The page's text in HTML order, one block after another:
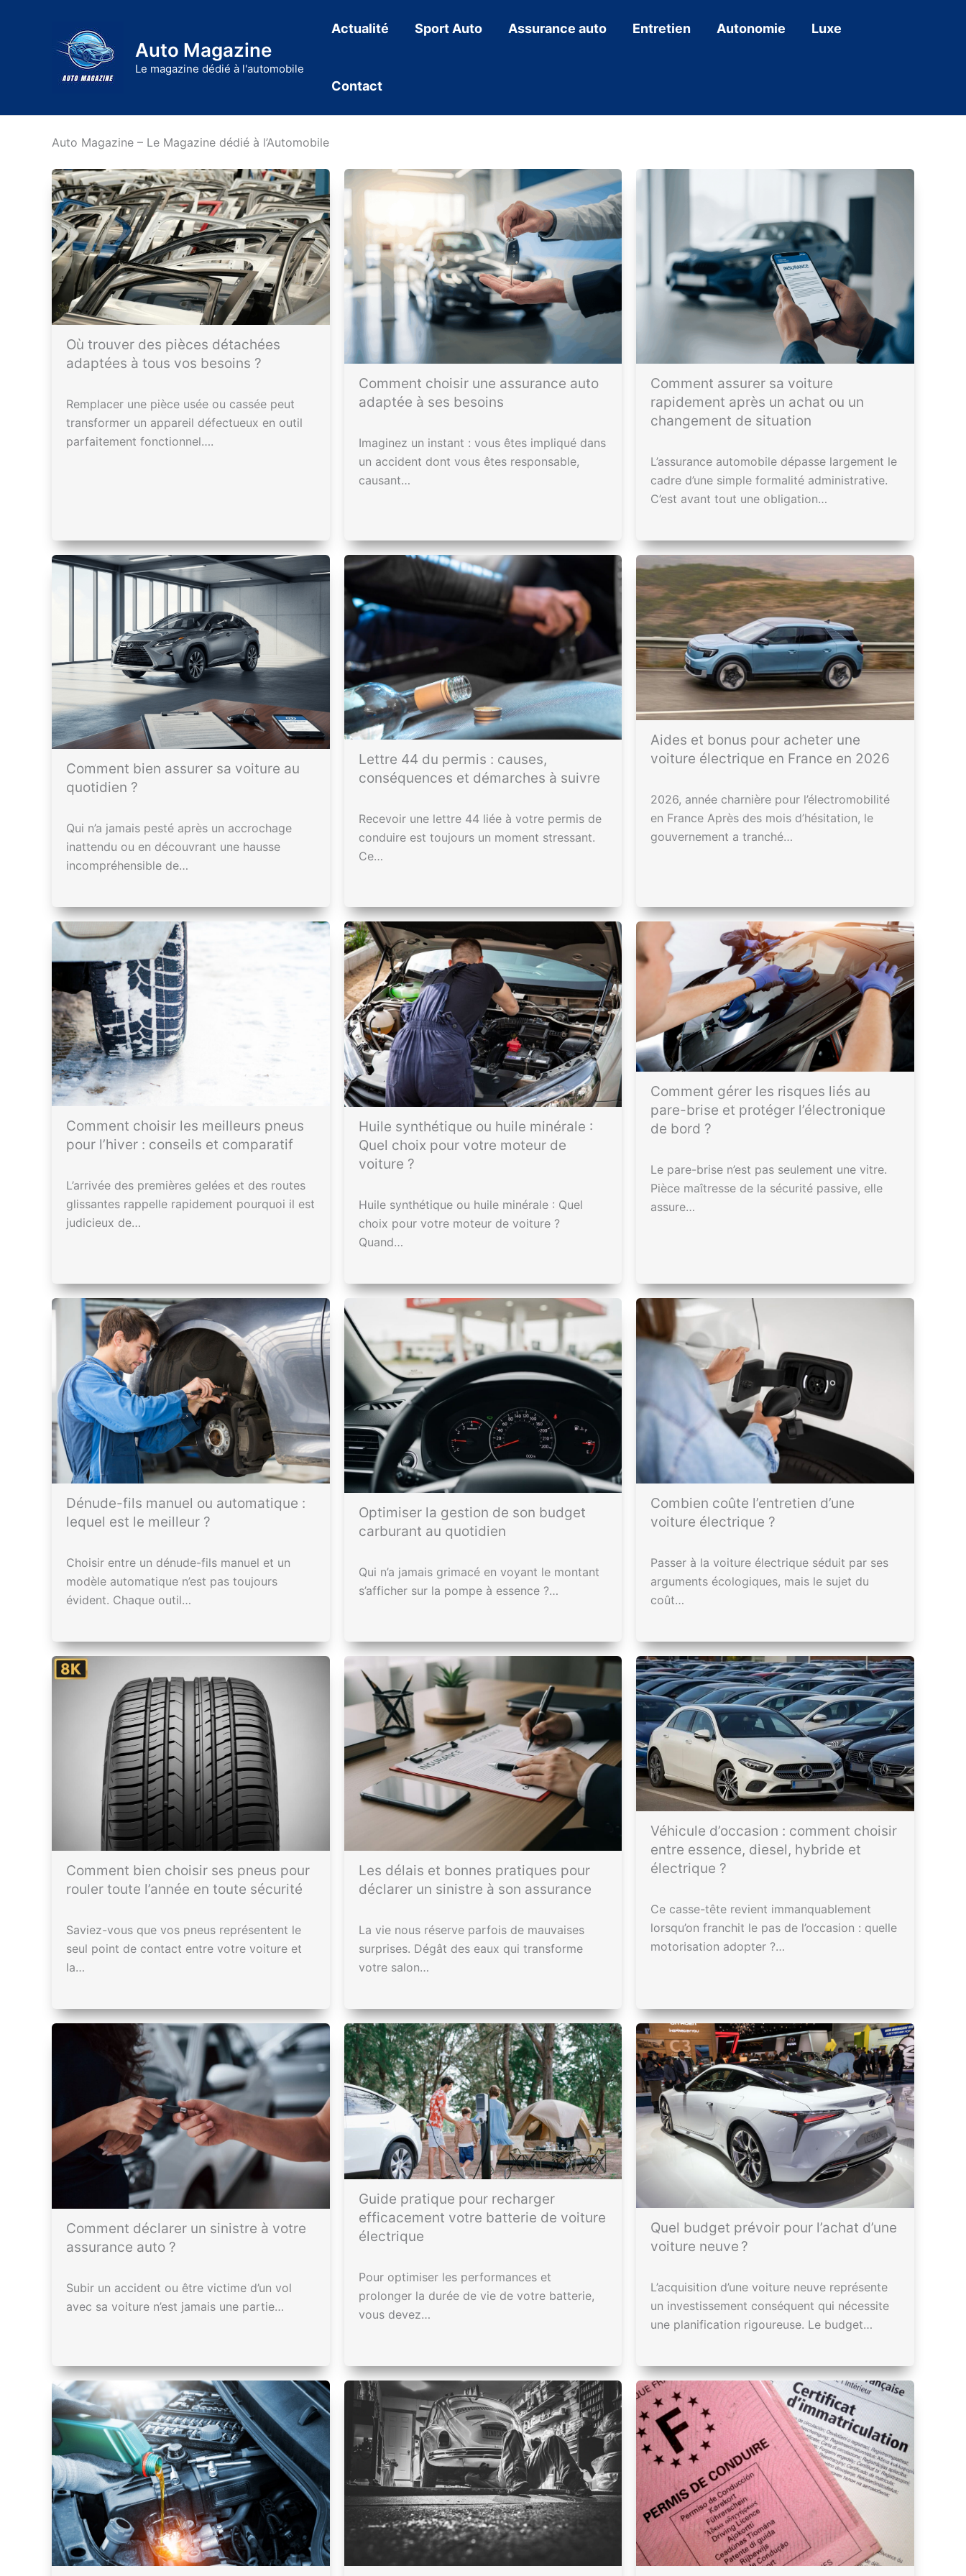
Auto Magazine
Le magazine dédié à l'automobile
Actualité Sport Auto Assurance auto Entretien Autonomie Luxe
Contact
Auto Magazine – Le Magazine dédié à l’Automobile
Où trouver des pièces détachées
adaptées à tous vos besoins ?
Remplacer une pièce usée ou cassée peut
transformer un appareil défectueux en outil
parfaitement fonctionnel….
Comment choisir une assurance auto
adaptée à ses besoins
Imaginez un instant : vous êtes impliqué dans
un accident dont vous êtes responsable,
causant…
Comment assurer sa voiture
rapidement après un achat ou un
changement de situation
L’assurance automobile dépasse largement le
cadre d’une simple formalité administrative.
C’est avant tout une obligation…
Comment bien assurer sa voiture au
quotidien ?
Qui n’a jamais pesté après un accrochage
inattendu ou en découvrant une hausse
incompréhensible de…
Lettre 44 du permis : causes,
conséquences et démarches à suivre
Recevoir une lettre 44 liée à votre permis de
conduire est toujours un moment stressant.
Ce…
Aides et bonus pour acheter une
voiture électrique en France en 2026
2026, année charnière pour l’électromobilité
en France Après des mois d’hésitation, le
gouvernement a tranché…
Comment choisir les meilleurs pneus
pour l’hiver : conseils et comparatif
L’arrivée des premières gelées et des routes
glissantes rappelle rapidement pourquoi il est
judicieux de…
Huile synthétique ou huile minérale :
Quel choix pour votre moteur de
voiture ?
Huile synthétique ou huile minérale : Quel
choix pour votre moteur de voiture ?
Quand…
Comment gérer les risques liés au
pare-brise et protéger l’électronique
de bord ?
Le pare-brise n’est pas seulement une vitre.
Pièce maîtresse de la sécurité passive, elle
assure…
Dénude-fils manuel ou automatique :
lequel est le meilleur ?
Choisir entre un dénude-fils manuel et un
modèle automatique n’est pas toujours
évident. Chaque outil…
Optimiser la gestion de son budget
carburant au quotidien
Qui n’a jamais grimacé en voyant le montant
s’afficher sur la pompe à essence ?…
Combien coûte l’entretien d’une
voiture électrique ?
Passer à la voiture électrique séduit par ses
arguments écologiques, mais le sujet du
coût…
Comment bien choisir ses pneus pour
rouler toute l’année en toute sécurité
Saviez-vous que vos pneus représentent le
seul point de contact entre votre voiture et
la…
Les délais et bonnes pratiques pour
déclarer un sinistre à son assurance
La vie nous réserve parfois de mauvaises
surprises. Dégât des eaux qui transforme
votre salon…
Véhicule d’occasion : comment choisir
entre essence, diesel, hybride et
électrique ?
Ce casse-tête revient immanquablement
lorsqu’on franchit le pas de l’occasion : quelle
motorisation adopter ?…
Comment déclarer un sinistre à votre
assurance auto ?
Subir un accident ou être victime d’un vol
avec sa voiture n’est jamais une partie…
Guide pratique pour recharger
efficacement votre batterie de voiture
électrique
Pour optimiser les performances et
prolonger la durée de vie de votre batterie,
vous devez…
Quel budget prévoir pour l’achat d’une
voiture neuve ?
L’acquisition d’une voiture neuve représente
un investissement conséquent qui nécessite
une planification rigoureuse. Le budget…